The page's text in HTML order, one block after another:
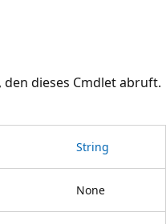
den dieses Cmdlet abruft.
String
None